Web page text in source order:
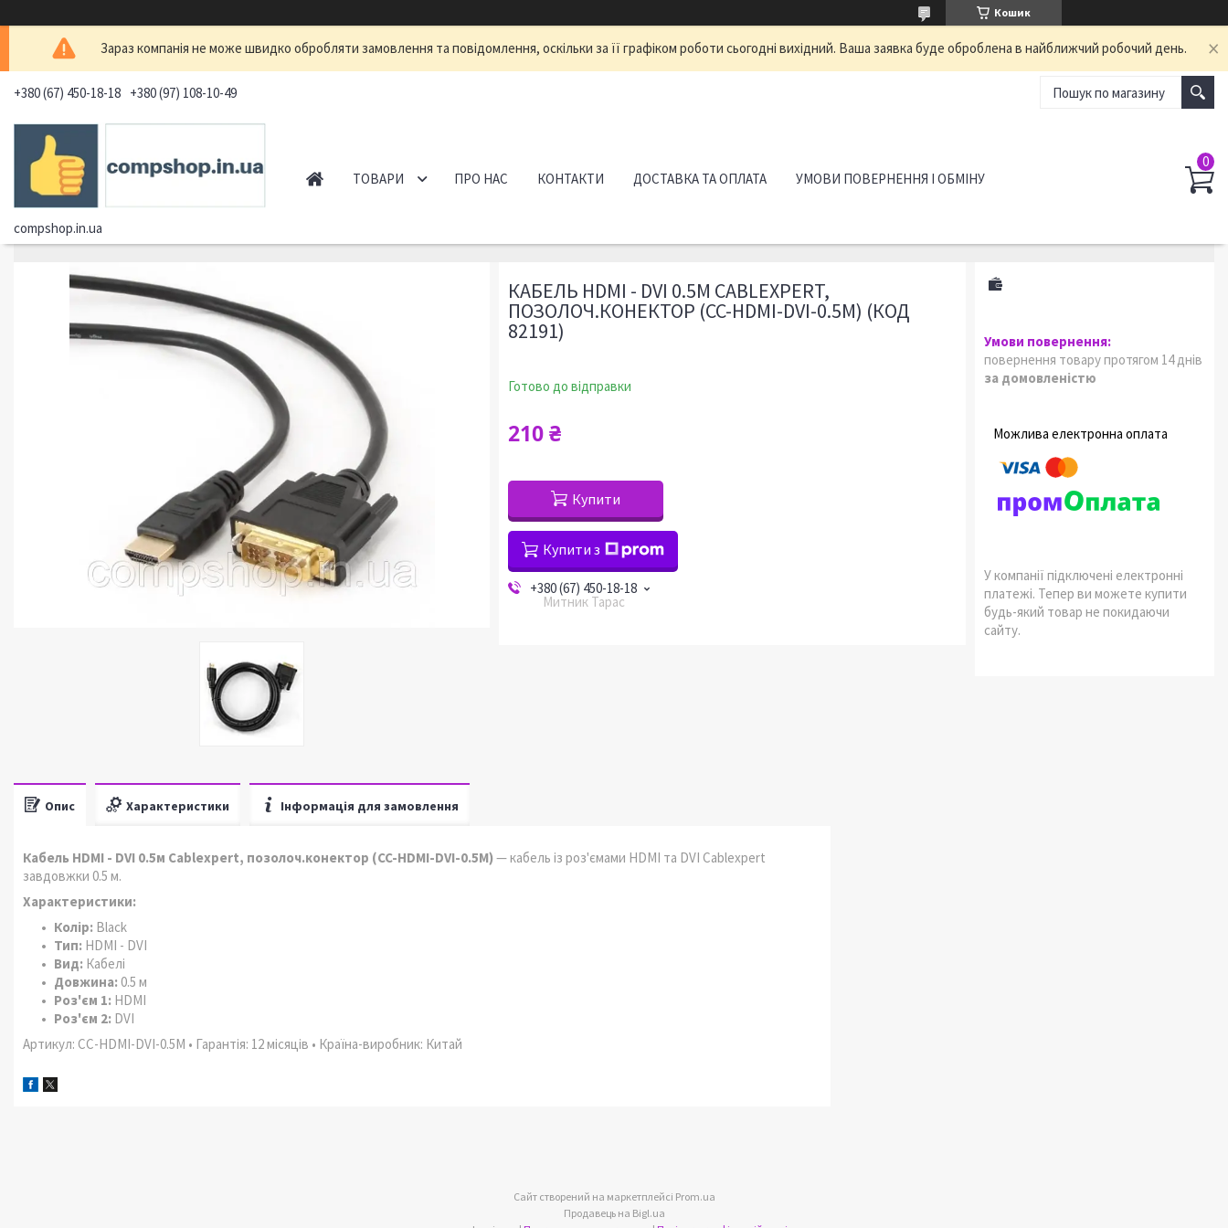
Кошик
Зараз компанія не може швидко обробляти замовлення та повідомлення, оскільки за її графіком роботи сьогодні вихідний. Ваша заявка буде оброблена в найближчий робочий день.
+380 (67) 450-18-18 +380 (97) 108-10-49
compshop.in.ua
ТОВАРИ ПРО НАС КОНТАКТИ ДОСТАВКА ТА ОПЛАТА УМОВИ ПОВЕРНЕННЯ І ОБМІНУ
КАБЕЛЬ HDMI - DVI 0.5М CABLEXPERT,
ПОЗОЛОЧ.КОНЕКТОР (CC-HDMI-DVI-0.5M) (КОД
82191)
Готово до відправки
210 ₴
Купити
Купити з
+380 (67) 450-18-18
Митник Тарас
повернення товару протягом 14 днів
за домовленістю
У компанії підключені електронні
платежі. Тепер ви можете купити
будь-який товар не покидаючи
сайту.
Опис Характеристики Інформація для замовлення
Кабель HDMI - DVI 0.5м Cablexpert, позолоч.конектор (CC-HDMI-DVI-0.5M)— кабель із роз'ємами HDMI та DVI Cablexpert
завдовжки 0.5 м.
Характеристики:
Колір: Black
Тип: HDMI - DVI
Вид: Кабелі
Довжина: 0.5 м
Роз'єм 1: HDMI
Роз'єм 2: DVI
Артикул: CC-HDMI-DVI-0.5M • Гарантія: 12 місяців • Країна-виробник: Китай
Сайт створений на маркетплейсі Prom.ua
Продавець на Bigl.ua